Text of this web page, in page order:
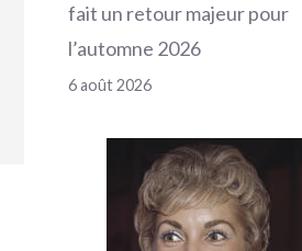
fait un retour majeur pour
l’automne 2026
6 août 2026